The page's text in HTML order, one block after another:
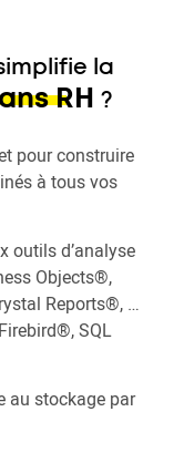
la
RH ?
pour construire
à tous vos
outils d’analyse
Objects®,
Reports®, …
SQL
au stockage par